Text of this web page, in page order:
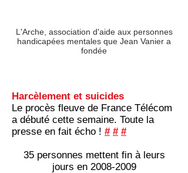
L'Arche, association d'aide aux personnes
handicapées mentales que Jean Vanier a
fondée
Harcèlement et suicides
Le procès fleuve de France Télécom
a débuté cette semaine. Toute la
presse en fait écho ! # # #
35 personnes mettent fin à leurs
jours en 2008-2009